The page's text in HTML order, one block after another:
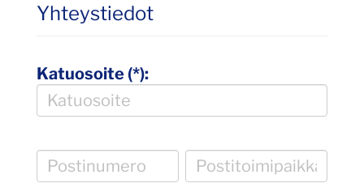
Yhteystiedot
Katuosoite (*):